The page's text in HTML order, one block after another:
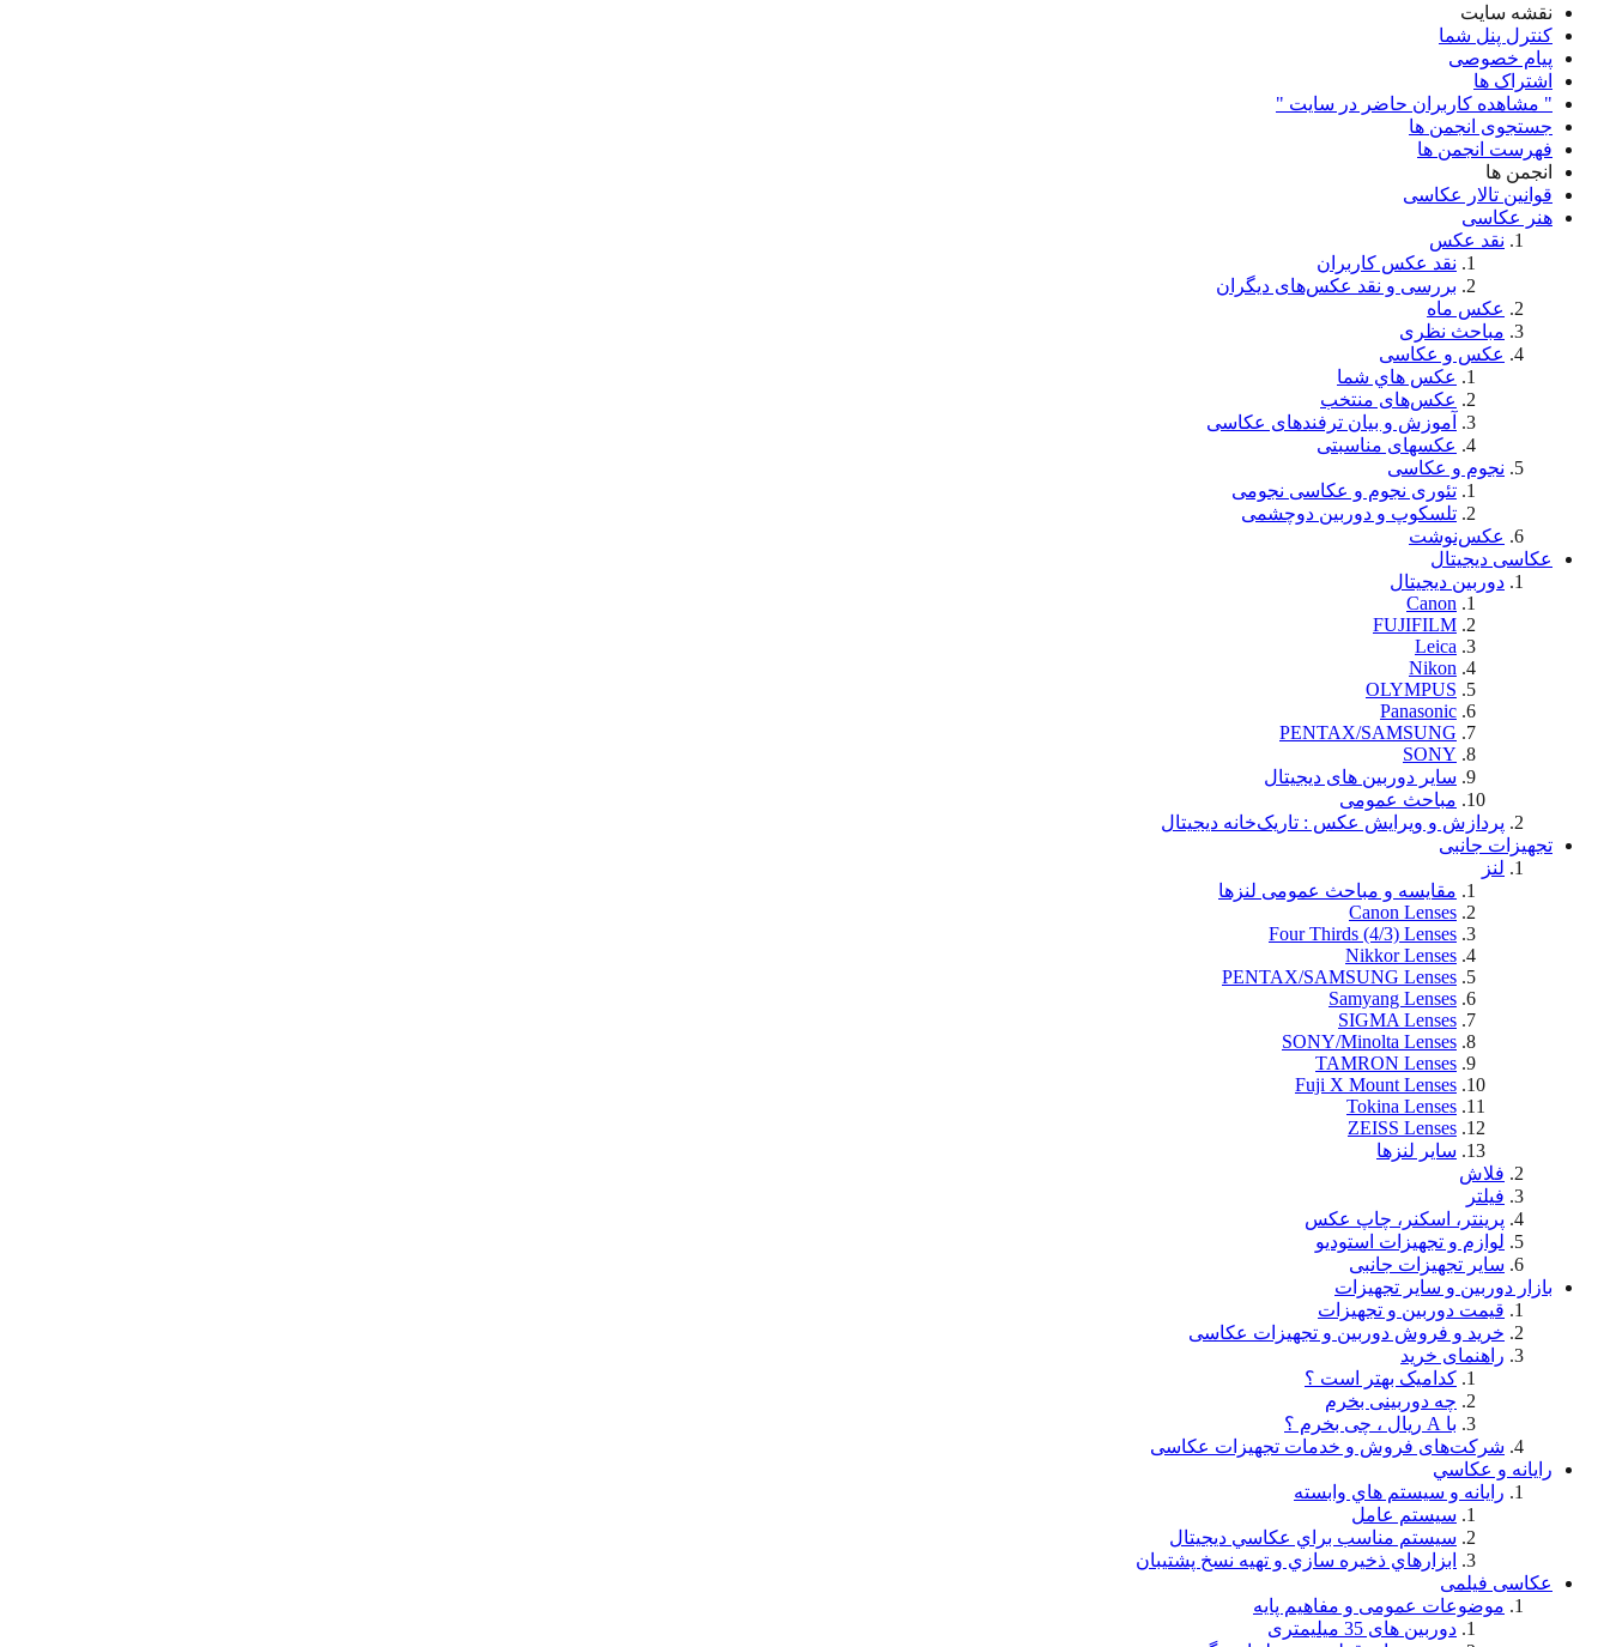
نقشه سایت
کنترل پنل شما
پیام خصوصی
اشتراک ها
" مشاهده کاربران حاضر در سایت "
جستجوی انجمن ها
فهرست انجمن ها
انجمن ها
قوانین تالار عکاسی
هنر عکاسی
نقد عکس
نقد عکس کاربران
بررسی و نقد عکس‌های دیگران
عکس ماه
مباحث نظری
عکس و عکاسی
عكس هاي شما
عکس‌های منتخب
آموزش و بیان ترفندهای عکاسی
عکسهای مناسبتی
نجوم و عکاسی
تئوری نجوم و عکاسی نجومی
تلسکوپ و دوربین دوچشمی
عکس‌نوشت
عکاسی دیجیتال
دوربین دیجیتال
Canon
FUJIFILM
Leica
Nikon
OLYMPUS
Panasonic
PENTAX/SAMSUNG
SONY
سایر دوربین های دیجیتال
مباحث عمومی
پردازش و ویرایش عکس : تاریک‌خانه دیجیتال
تجهيزات جانبی
لنز
مقایسه و مباحث عمومی لنزها
Canon Lenses
Four Thirds (4/3) Lenses
Nikkor Lenses
PENTAX/SAMSUNG Lenses
Samyang Lenses
SIGMA Lenses
SONY/Minolta Lenses
TAMRON Lenses
Fuji X Mount Lenses
Tokina Lenses
ZEISS Lenses
سایر لنزها
فلاش
فيلتر
پرینتر، اسکنر، چاپ عکس
لوازم و تجهيزات استودیو
سایر تجهیزات جانبی
بازار دوربین و سایر تجهیزات
قیمت دوربین و تجهیزات
خرید و فروش دوربین و تجهیزات عکاسی
راهنمای خرید
کدامیک بهتر است ؟
چه دوربینی بخرم
با A ریال ، چی بخرم ؟
شركت‌های فروش و خدمات تجهيزات عكاسی
رايانه و عكاسي
رايانه و سيستم هاي وابسته
سيستم عامل
سيستم مناسب براي عكاسي ديجيتال
ابزارهاي ذخيره سازي و تهيه نسخ پشتيبان
عکاسی فیلمی
موضوعات عمومی و مفاهيم پايه
دوربین های 35 میلیمتری